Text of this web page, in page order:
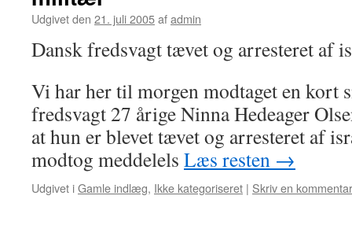
Udgivet den 21. juli 2005afadmin
Dansk fredsvagt tævet og arresteret af
Vi har her til morgen modtaget en kort
fredsvagt 27 årige Ninna Hedeager
at hun er blevet tævet og arresteret af
modtog meddelels Læs resten →
Udgivet iGamle indlæg, Ikke kategoriseret | Skriv en kommentar